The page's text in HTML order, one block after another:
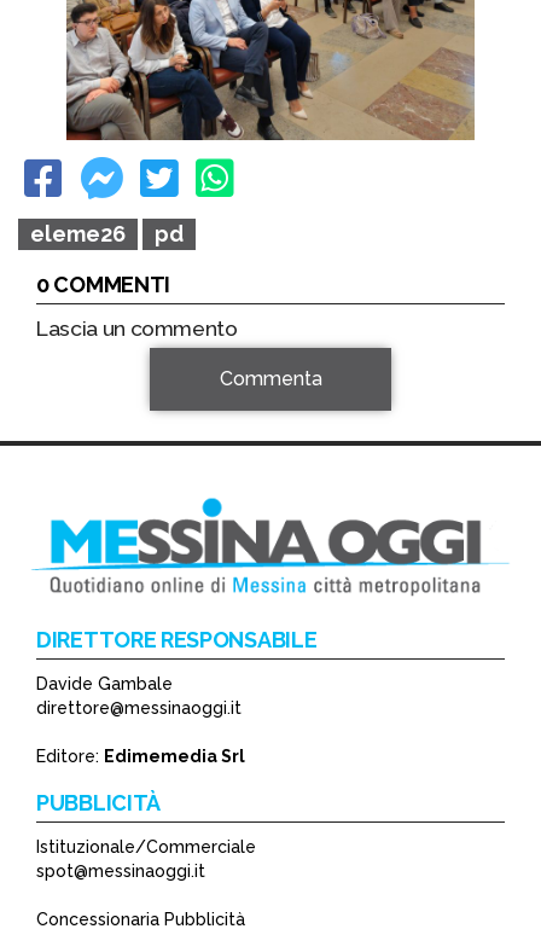
eleme26
pd
0 COMMENTI
Lascia un commento
*
Commenta
DIRETTORE RESPONSABILE
Davide Gambale
direttore@messinaoggi.it
Editore: Edimemedia Srl
PUBBLICITÀ
Istituzionale/Commerciale
spot@messinaoggi.it
Concessionaria Pubblicità